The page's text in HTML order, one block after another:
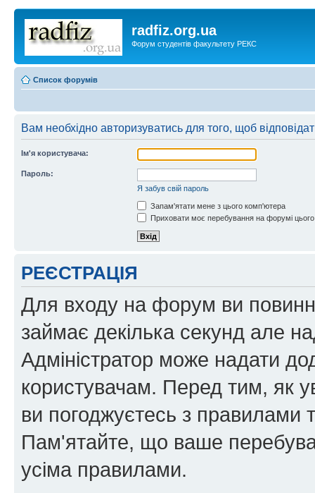
radfiz.org.ua
Форум студентів факультету РЕКС
Список форумів
Вам необхідно авторизуватись для того, щоб
Ім'я користувача:
Пароль:
Я забув свій пароль
Запам'ятати мене з цього комп'ютера
Приховати моє перебування на форумі
РЕЄСТРАЦІЯ
Для входу на форум ви
займає декілька секунд але
Адміністратор може надати
користувачам. Перед тим, як
ви погоджуєтесь з правилами
Пам'ятайте, що ваше
усіма правилами.